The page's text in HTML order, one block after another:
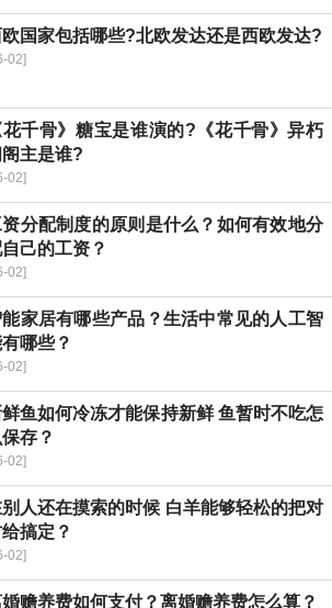
国家包括哪些?北欧发达还是西欧发达?
02]
花千骨》糖宝是谁演的?《花千骨》异朽
阁主是谁?
02]
分配制度的原则是什么？如何有效地分
己的工资？
02]
家居有哪些产品？生活中常见的人工智
哪些？
02]
鲜鱼如何冷冻才能保持新鲜 鱼暂时不吃怎
存？
02]
人还在摸索的时候 白羊能够轻松的把对
搞定？
02]
赡养费如何支付？离婚赡养费怎么算？